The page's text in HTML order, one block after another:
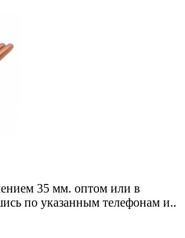
35 мм. оптом или в
по указанным телефонам и..